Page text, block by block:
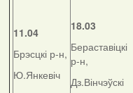
11.04
Брэсцкі р-н,
Ю.Янкевіч
18.03
Бераставіцкі
р-н,
Дз.Вінчэўскі